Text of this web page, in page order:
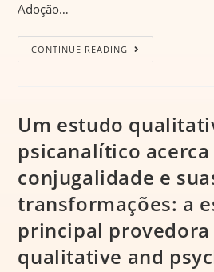
Adoção…
CONTINUE READING
Um estudo
psicanalítico acerca
conjugalidade e
transformações: a
principal provedora
qualitative and